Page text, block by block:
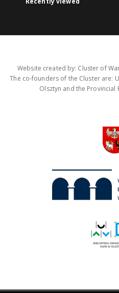
Website created by: Cluster of
The co-founders of the Cluster are:
Olsztyn and the Provincial